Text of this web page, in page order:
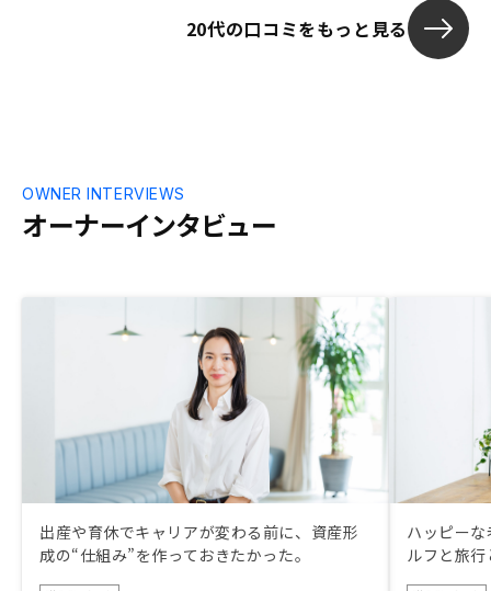
20代の口コミをもっと見る
オーナーインタビュー
OWNER INTERVIEWS
出産や育休でキャリアが変わる前に、資産形
成の“仕組み”を作っておきたかった。
ハッピー
ルフと旅